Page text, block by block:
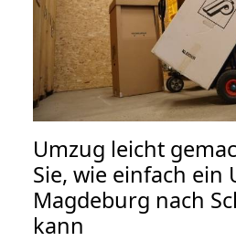
Umzug leicht
Sie, wie einfach ein
Magdeburg nach
kann